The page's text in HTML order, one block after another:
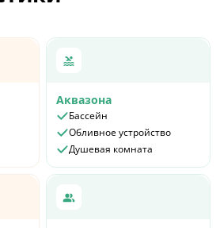
Аквазона
Бассейн
Обливное устройство
Душевая комната